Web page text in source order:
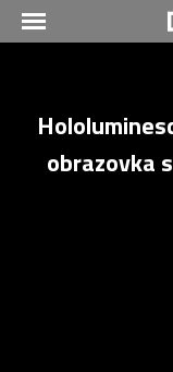
obrazovka